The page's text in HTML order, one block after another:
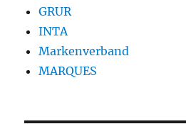
GRUR
INTA
Markenverband
MARQUES